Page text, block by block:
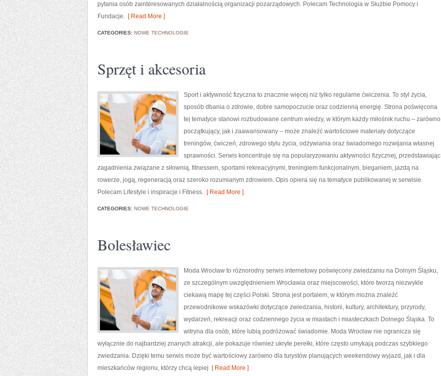
pytania osób zainteresowanych działalnością organizacji pozarządowych. Polecam Technologia w Służbie Pomocy i
Fundacje. [ Read More ]
CATEGORIES: NOWE TECHNOLOGIE
Sprzęt i akcesoria
Sport i aktywność fizyczna to znacznie więcej niż tylko regularne ćwiczenia. To styl życia,
sposób dbania o zdrowie, dobre samopoczucie oraz codzienną energię. Strona poświęcona
tej tematyce stanowi rozbudowane centrum wiedzy, w którym każdy miłośnik ruchu – zarówno
początkujący, jak i zaawansowany – może znaleźć wartościowe materiały dotyczące
treningów, ćwiczeń, zdrowego stylu życia, odżywiania oraz świadomego rozwijania własnej
sprawności. Serwis koncentruje się na popularyzowaniu aktywności fizycznej, przedstawiając
zagadnienia związane z siłownią, fitnessem, sportami rekreacyjnymi, treningiem funkcjonalnym, bieganiem, jazdą na
rowerze, jogą, regeneracją oraz szeroko rozumianym zdrowiem. Opis opiera się na tematyce publikowanej w serwisie.
Polecam Lifestyle i inspiracje i Fitness. [ Read More ]
CATEGORIES: NOWE TECHNOLOGIE
Bolesławiec
Moda Wrocław to różnorodny serwis internetowy poświęcony zwiedzaniu na Dolnym Śląsku,
ze szczególnym uwzględnieniem Wrocławia oraz miejscowości, które tworzą niezwykle
ciekawą mapę tej części Polski. Strona jest portalem, w którym można znaleźć
przewodnikowe wskazówki dotyczące zwiedzania, historii, kultury, architektury, przyrody,
wydarzeń, rekreacji oraz codziennego życia w miastach i miasteczkach Dolnego Śląska. To
witryna dla osób, które lubią podróżować świadomie. Moda Wrocław nie ogranicza się
wyłącznie do najbardziej znanych atrakcji, ale pokazuje również ukryte perełki, które często umykają podczas szybkiego
zwiedzania. Dzięki temu serwis może być wartościowy zarówno dla turystów planujących weekendowy wyjazd, jak i dla
mieszkańców regionu, którzy chcą lepiej [ Read More ]